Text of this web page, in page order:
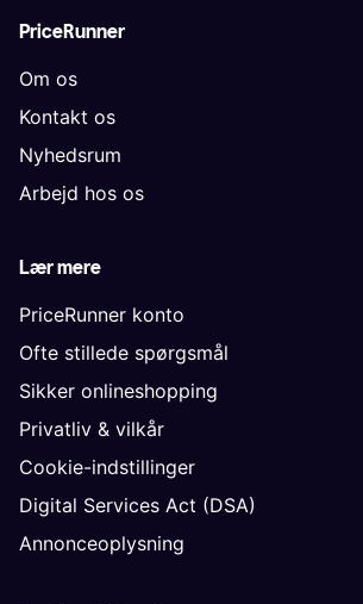
PriceRunner
Om os
Kontakt os
Nyhedsrum
Arbejd hos os
Lær mere
PriceRunner konto
Ofte stillede spørgsmål
Sikker onlineshopping
Privatliv & vilkår
Cookie-indstillinger
Digital Services Act (DSA)
Annonceoplysning